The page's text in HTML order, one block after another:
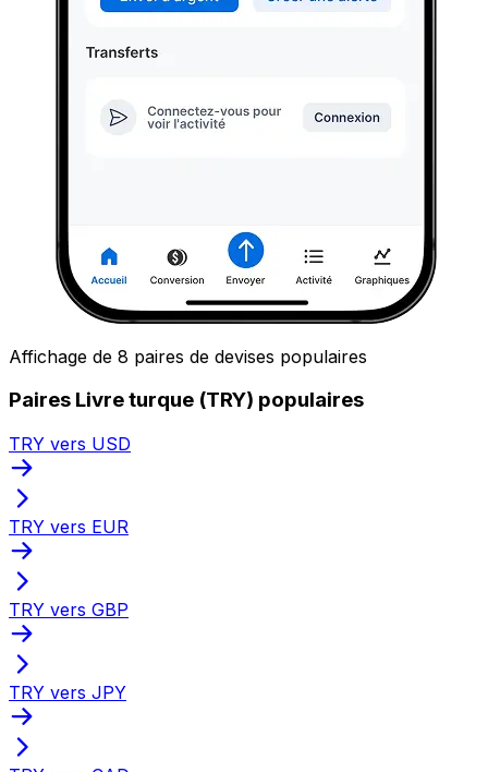
Affichage de 8 paires de devises populaires
Paires Livre turque (TRY) populaires
TRY vers USD
TRY vers EUR
TRY vers GBP
TRY vers JPY